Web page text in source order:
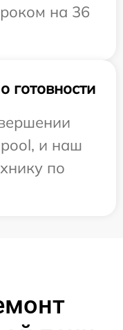
на 36
готовности
и наш
по